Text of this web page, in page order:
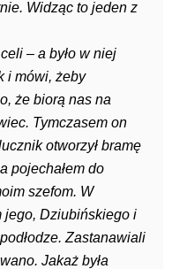
Widząc to jeden z
– a było w niej
i mówi, żeby
że biorą nas na
Tymczasem on
otworzył bramę
pojechałem do
szefom. W
jego, Dziubińskiego i
Zastanawiali
Jakaż była